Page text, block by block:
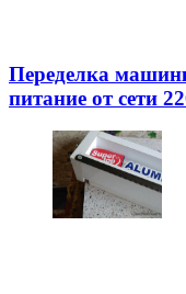
Переделка
питание от сети